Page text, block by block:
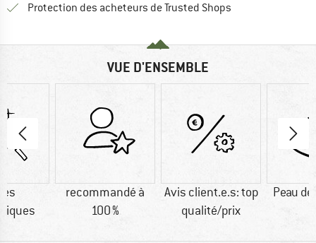
Protection des acheteurs de Trusted Shops
VUE D'ENSEMBLE
recommandé à
100 %
Avis client.e.s: top
qualité/prix
Peau